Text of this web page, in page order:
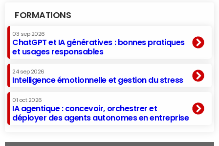
FORMATIONS
03 sep 2026
ChatGPT et IA génératives : bonnes pratiques
et usages responsables
24 sep 2026
Intelligence émotionnelle et gestion du stress
01 oct 2026
IA agentique : concevoir, orchestrer et
déployer des agents autonomes en entreprise